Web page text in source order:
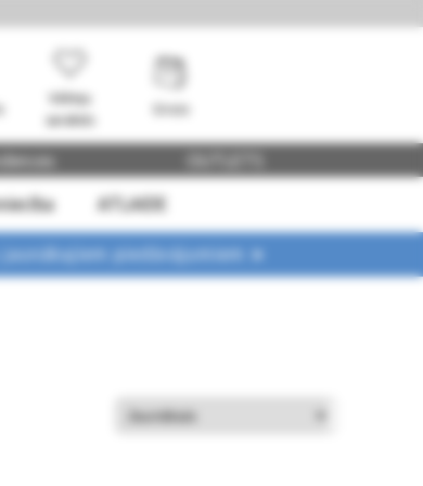
Vēlmju
saraksts
ATLAIDE
piedāvājumiem ➤